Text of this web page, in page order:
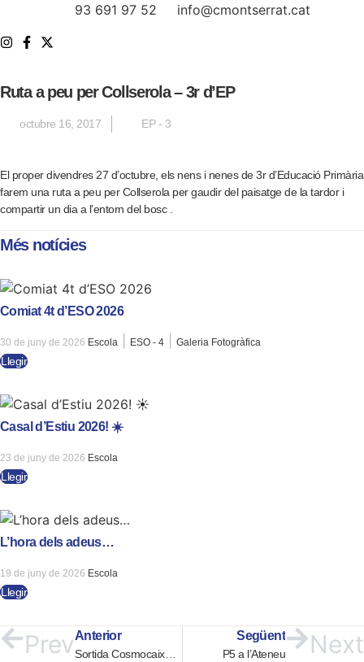
contingut
93 691 97 52 info@cmontserrat.cat
Ruta a peu per Collserola – 3r d’EP
octubre 16, 2017 EP - 3
El proper divendres 27 d’octubre, els nens i nenes de 3r d’Educació Primària
farem una ruta a peu per Collserola per gaudir del paisatge de la tardor i
compartir un dia a l’entorn del bosc .
Més notícies
Comiat 4t d’ESO 2026
30 de juny de 2026 Escola ESO - 4 Galeria Fotogràfica
Llegir
Casal d’Estiu 2026! ☀️
23 de juny de 2026 Escola
Llegir
L’hora dels adeus…
19 de juny de 2026 Escola
Llegir
PrevAnterior
Sortida Cosmocaixa P5
Següent
P5 a l’Ateneu Next